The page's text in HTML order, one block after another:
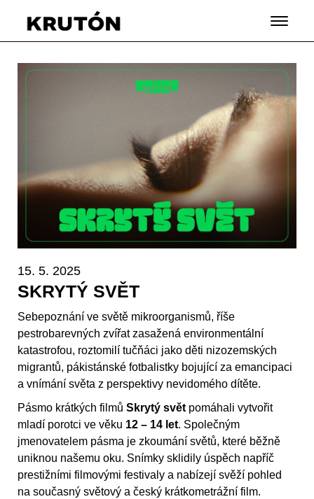
15. 5. 2025
SKRYTÝ SVĚT
Sebepoznání ve světě mikroorganismů, říše
pestrobarevných zvířat zasažená environmentální
katastrofou, roztomilí tučňáci jako děti nizozemských
migrantů, pákistánské fotbalistky bojující za emancipaci
a vnímání světa z perspektivy nevidomého dítěte.
Pásmo krátkých filmů Skrytý svět pomáhali vytvořit
mladí porotci ve věku 12 – 14 let. Společným
jmenovatelem pásma je zkoumání světů, které běžně
uniknou našemu oku. Snímky sklidily úspěch napříč
prestižními filmovými festivaly a nabízejí svěží pohled
na současný světový a český krátkometrážní film.